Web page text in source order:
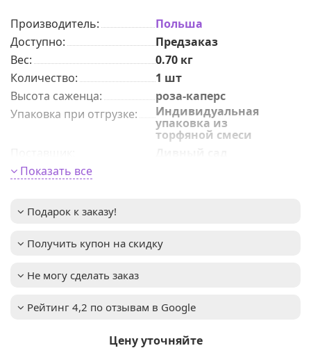
Производитель:
Польша
Доступно:
Предзаказ
Вес:
0.70 кг
Количeствo:
1 шт
Высота саженца:
роза-каперс
Упаковка при отгрузке: Индивидуальная
упаковка из
торфяной смеси
Период цветения
растения
Важное описание :
Освещенность:
Солнце+полутень
Мы предлагаем
остались вопросы,
пожалуйста,
получения
дополнительной
Показать все
Подарок к заказу!
Получить купон на скидку
Не могу сделать заказ
Рейтинг 4,2 по отзывам в Google
Цену уточняйте